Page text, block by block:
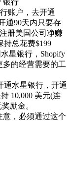
账户，去开通
通90天内只要存
册美国公司净赚
持总花费$199
星银行，Shopify
多的经营需要的工
通水星银行，开通
10,000 美元(连
励金。
意，必须通过这个